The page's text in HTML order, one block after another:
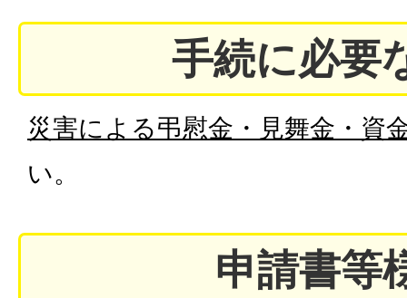
手続に必要
災害による弔慰金・見舞金・資
い。
申請書等